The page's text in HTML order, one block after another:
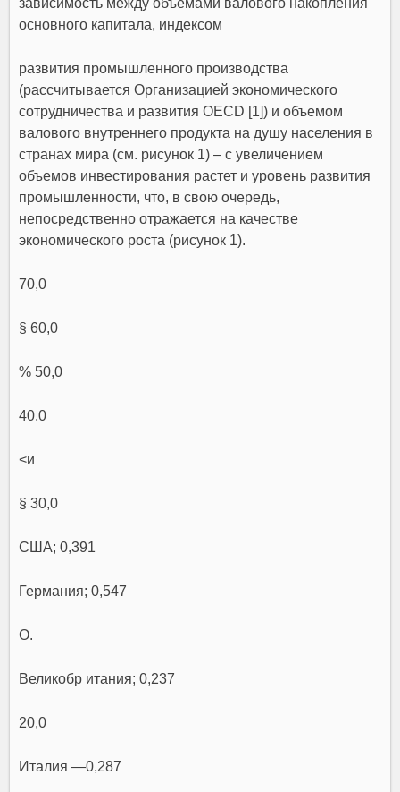
основного капитала, индексом
развития промышленного производства
(рассчитывается Организацией экономического
сотрудничества и развития OECD [1]) и объемом
валового внутреннего продукта на душу населения в
странах мира (см. рисунок 1) – с увеличением
объемов инвестирования растет и уровень развития
промышленности, что, в свою очередь,
непосредственно отражается на качестве
экономического роста (рисунок 1).
70,0
§ 60,0
% 50,0
40,0
<и
§ 30,0
США; 0,391
Германия; 0,547
О.
Великобр итания; 0,237
20,0
Италия —0,287